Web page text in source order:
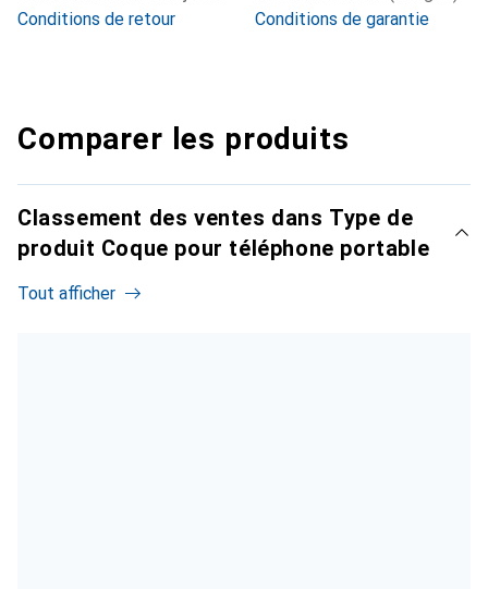
Conditions de retour
Conditions de garantie
Comparer les produits
Classement des ventes dans Type de
produit Coque pour téléphone portable
Tout afficher